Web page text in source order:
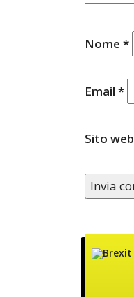
Nome *
Email *
Sito web